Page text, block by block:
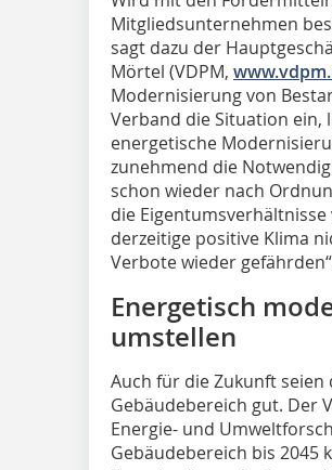
Mitgliedsunternehmen
sagt dazu der
Mörtel (VDPM,
Modernisierung von
Verband die Situation ein,
energetische
zunehmend die
schon wieder nach
die
derzeitige positive Klima
Verbote wieder
Energetisch
umstellen
Auch für die Zukunft
Gebäudebereich gut. Der
Energie- und
Gebäudebereich bis 2045